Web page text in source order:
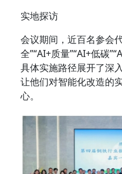
实地探访
会议期间，近百名参会
全”“AI+质量”“AI+低碳
具体实施路径展开了深
让他们对智能化改造的
心。